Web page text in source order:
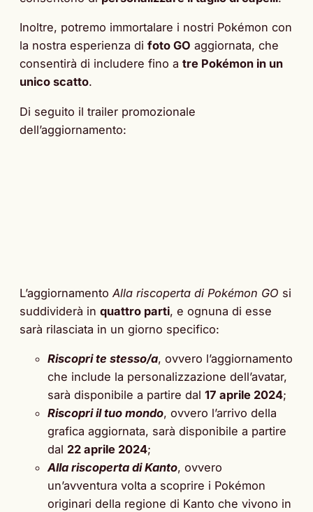
Inoltre, potremo immortalare i nostri Pokémon con
la nostra esperienza di foto GO aggiornata, che
consentirà di includere fino a tre Pokémon in un
unico scatto.
Di seguito il trailer promozionale
dell’aggiornamento:
L’aggiornamento Alla riscoperta di Pokémon GO si
suddividerà in quattro parti, e ognuna di esse
sarà rilasciata in un giorno specifico:
Riscopri te stesso/a, ovvero l’aggiornamento
che include la personalizzazione dell’avatar,
sarà disponibile a partire dal 17 aprile 2024;
Riscopri il tuo mondo, ovvero l’arrivo della
grafica aggiornata, sarà disponibile a partire
dal 22 aprile 2024;
Alla riscoperta di Kanto, ovvero
un’avventura volta a scoprire i Pokémon
originari della regione di Kanto che vivono in